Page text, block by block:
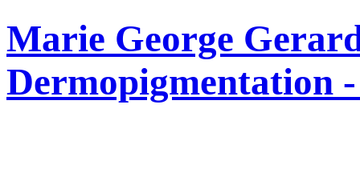
Marie George
Dermopigmentation